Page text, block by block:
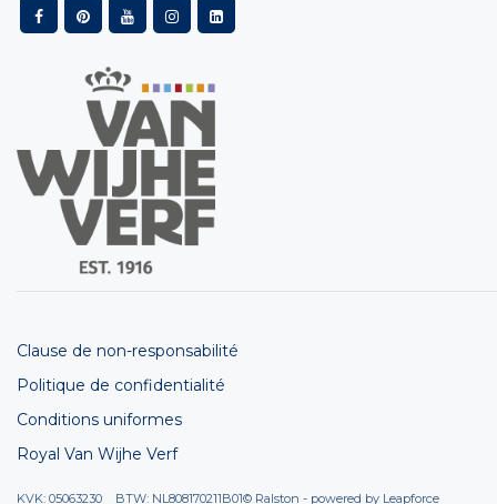
Clause de non-responsabilité
Politique de confidentialité
Conditions uniformes
Royal Van Wijhe Verf
KVK: 05063230 BTW: NL808170211B01© Ralston - powered by Leapforce